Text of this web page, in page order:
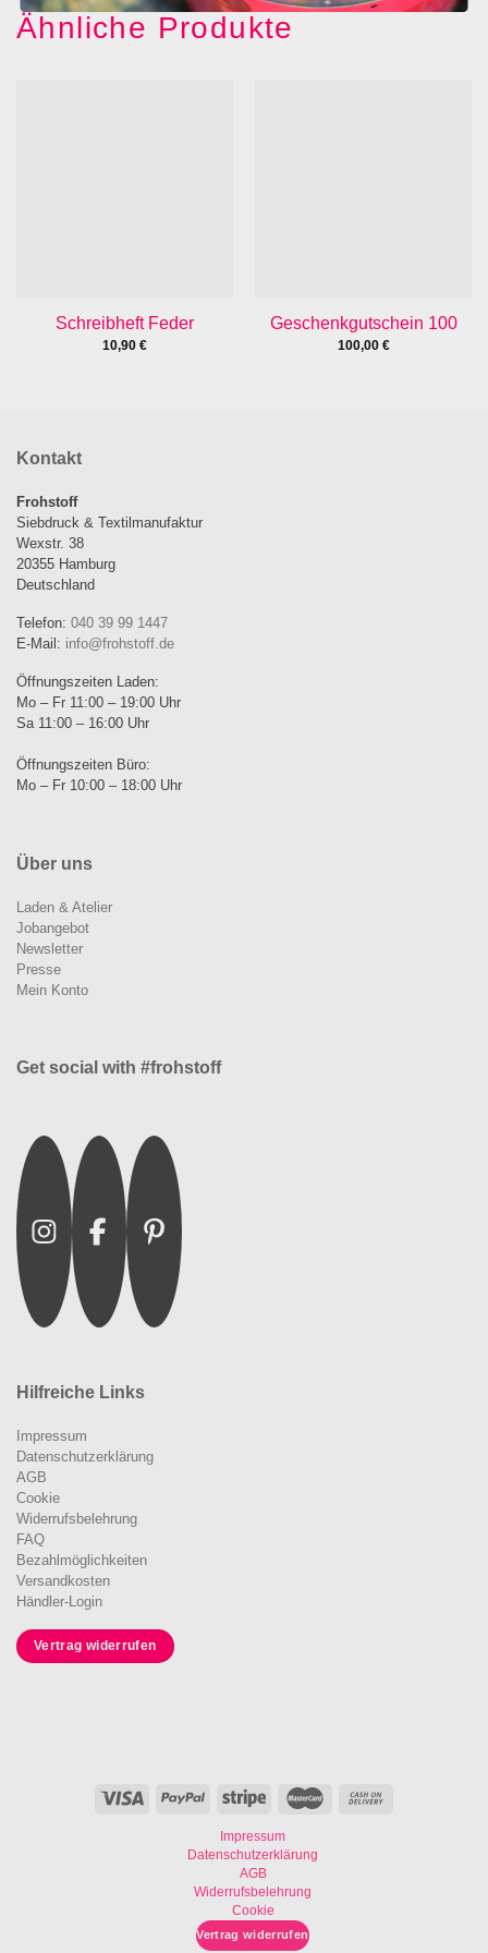
Ähnliche Produkte
Schreibheft Feder
10,90 €
Geschenkgutschein 100
100,00 €
Kontakt
Frohstoff
Siebdruck & Textilmanufaktur
Wexstr. 38
20355 Hamburg
Deutschland
Telefon: 040 39 99 1447
E-Mail: info@frohstoff.de
Öffnungszeiten Laden:
Mo – Fr 11:00 – 19:00 Uhr
Sa 11:00 – 16:00 Uhr
Öffnungszeiten Büro:
Mo – Fr 10:00 – 18:00 Uhr
Über uns
Laden & Atelier
Jobangebot
Newsletter
Presse
Mein Konto
Get social with #frohstoff
InstagramFacebookPinterest
Hilfreiche Links
Impressum
Datenschutzerklärung
AGB
Cookie
Widerrufsbelehrung
FAQ
Bezahlmöglichkeiten
Versandkosten
Händler-Login
Vertrag widerrufen
Impressum
Datenschutzerklärung
AGB
Widerrufsbelehrung
Cookie
Vertrag widerrufen